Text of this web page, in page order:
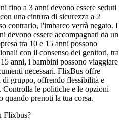
fino a 3 anni devono essere seduti
una cintura di sicurezza a 2
contrario, l'imbarco verrà negato. I
devono essere accompagnati da un
tra 10 e 15 anni possono
con il consenso dei genitori, tra
anni, i bambini possono viaggiare
necessari. FlixBus offre
gruppo, offrendo flessibilità e
le politiche e le opzioni
prenoti la tua corsa.
Flixbus?